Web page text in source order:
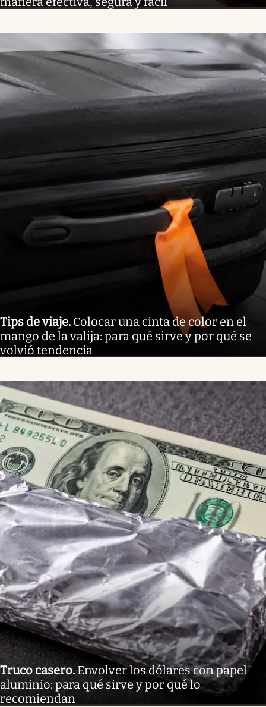
Tips de viaje. Colocar una cinta de color en el
mango de la valija: para qué sirve y por qué se
volvió tendencia
Truco casero. Envolver los dólares con papel
aluminio: para qué sirve y por qué lo
recomiendan